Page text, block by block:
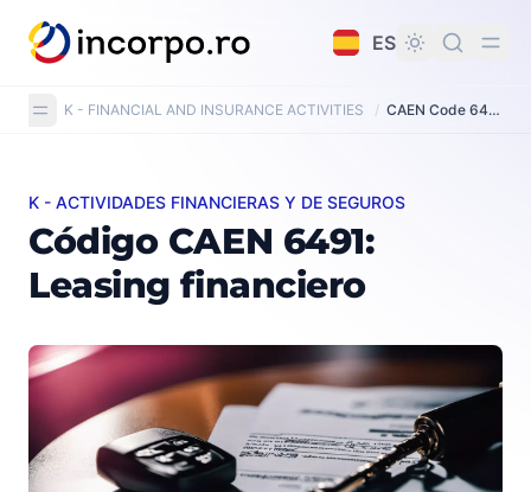
principal
ES
K - FINANCIAL AND INSURANCE ACTIVITIES / CAEN Code 6491: Financial leasing
Código CAEN 6491: Leasing financiero
K - ACTIVIDADES FINANCIERAS Y DE SEGUROS
Código CAEN 6491:
Leasing financiero